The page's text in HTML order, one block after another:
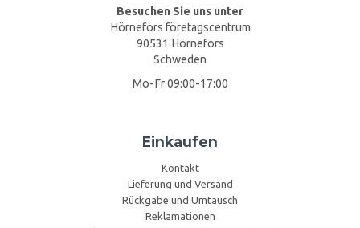
Besuchen Sie uns unter
Hörnefors företagscentrum
90531 Hörnefors
Schweden
Mo-Fr 09:00-17:00
Einkaufen
Kontakt
Lieferung und Versand
Rückgabe und Umtausch
Reklamationen